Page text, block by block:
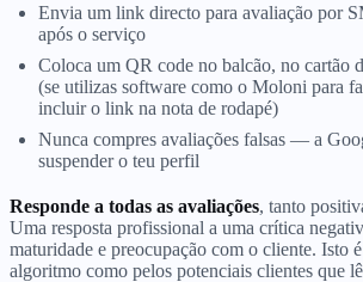
Envia um link directo para avaliação por
após o serviço
Coloca um QR code no balcão, no cartão
(se utilizas software como o Moloni para
incluir o link na nota de rodapé)
Nunca compres avaliações falsas — a
suspender o teu perfil
Responde a todas as avaliações, tanto
Uma resposta profissional a uma crítica
maturidade e preocupação com o cliente. Isto
algoritmo como pelos potenciais clientes que